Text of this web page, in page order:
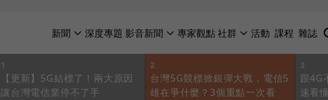
新聞 深度專題 影音新聞 專家觀點社群 活動 課程 雜誌
1
【更新】5G結標了！兩大原因
讓台灣電信業停不了手
2
台灣5G競標掀銀彈大戰，電信5
雄在爭什麼？3個重點一次看
3
跟4G
速看